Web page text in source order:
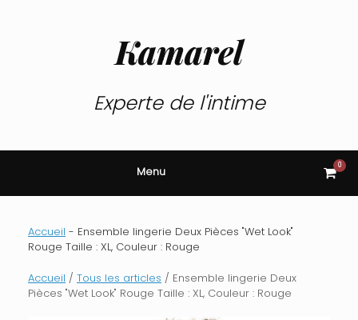
Kamarel
Experte de l'intime
Menu View
cart
0
Accueil - Ensemble lingerie Deux Pièces "Wet Look"
Rouge Taille : XL, Couleur : Rouge
Accueil / Tous les articles / Ensemble lingerie Deux
Pièces "Wet Look" Rouge Taille : XL, Couleur : Rouge